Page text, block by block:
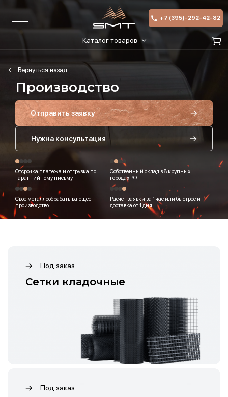
+7 (395)-292-42-82
Каталог товаров
Производство
Отправить заявку
Нужна консультация
Отсрочка платежа и отгрузка по
гарантийному письму
Собственный склад в 8 крупных
городах РФ
Свое металлообрабатывающее
производство
Расчет заявки за 1 час или быстрее и
доставка от 1 дня
Под заказ
Cетки кладочные
Под заказ